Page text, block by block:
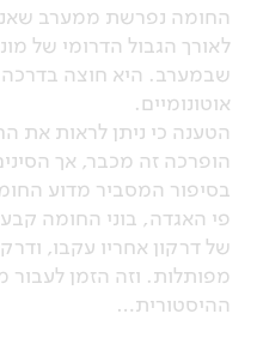
החומה נפרשת ממערב
לאורך הגבול הדרומי של
אוטונומיים.
הטענה כי ניתן לראות את
הופרכה זה מכבר, אך
בסיפור המסביר מדוע
פי האגדה, בוני החומה
של דרקון אחריו עקבו,
מפותלות. וזה הזמן לעבור
ההיסטורית…